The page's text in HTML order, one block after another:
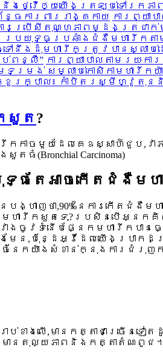
ស់ និងថ្វើឲ្យយើងត្រឡប់ទៅរកភ
ការពាររាង្គកាយ ការព្យា
៖ការប្រើសីតុណ្ហភាពម្ដងត្រជ
រយុទ្ធប្រឆាំងជំងឺមហារីកតាម
ៅនឹងដុំមហារីកត្រូវបានស្លាប់
ប់ពន្លឺ” ការព្យាបាលតាមរយ
ទម្រង់ សម្លាប់កោសិកាមហារីកយ៉
ខួរក្បាល៖ កាំបិតរស្មីហ្វូតុ
សួត ?
ាចមួយដែលគេឧស្សាហ៍ជួប,វាភា
Carcinoma)
តែអាចកើតជំងឺមហ
ានបង្ហាញថា,90%នៃការក
មហារីកសួតទេ?ប្រសិនបើអ្នក
ងចូវទំនើបផ្នែកមហារីកបា
មែន,ប៉ុន្ដែអ្វីដែលយើងប្រា
មចំនែកយ៉ាងសំខាន់ក្នុងការជំ
រាប់ខាងលើ,មានកត្តាជាច្រ
តុល្យភាពនិងកត្តាតំណពូជ។ល